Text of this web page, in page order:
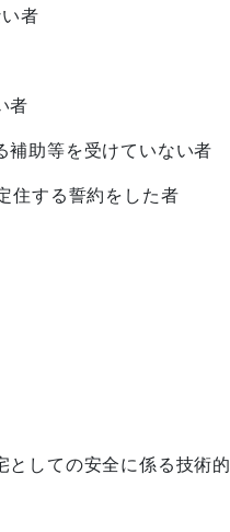
者
者
助等を受けていない者
住する誓約をした者
しての安全に係る技術的